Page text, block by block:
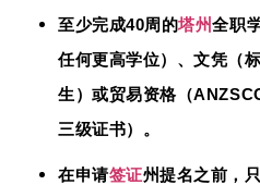
至少完成40周的塔州全职
任何更高学位）、文凭（
生）或贸易资格（
三级证书）。
在申请签证州提名之前，